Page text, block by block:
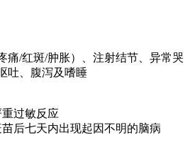
痛/红斑/肿胀）、注射结节、异常哭
吐、腹泻及嗜睡
过敏反应
后七天内出现起因不明的脑病